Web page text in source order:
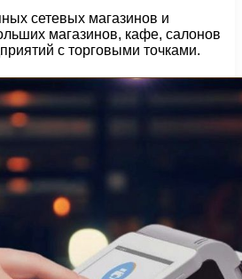
сетевых магазинов и
магазинов, кафе, салонов
с торговыми точками.